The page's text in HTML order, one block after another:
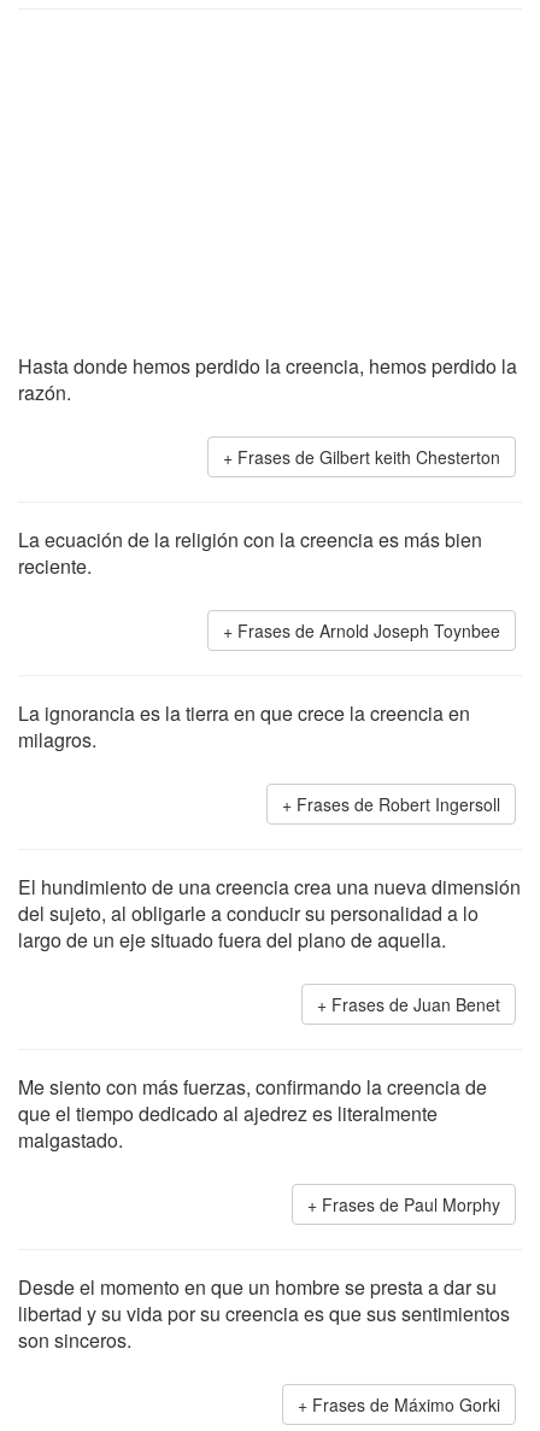
Hasta donde hemos perdido la creencia, hemos perdido la
razón.
Frases de Gilbert keith Chesterton
La ecuación de la religión con la creencia es más bien
reciente.
Frases de Arnold Joseph Toynbee
La ignorancia es la tierra en que crece la creencia en
milagros.
Frases de Robert Ingersoll
El hundimiento de una creencia crea una nueva dimensión
del sujeto, al obligarle a conducir su personalidad a lo
largo de un eje situado fuera del plano de aquella.
Frases de Juan Benet
Me siento con más fuerzas, confirmando la creencia de
que el tiempo dedicado al ajedrez es literalmente
malgastado.
Frases de Paul Morphy
Desde el momento en que un hombre se presta a dar su
libertad y su vida por su creencia es que sus sentimientos
son sinceros.
Frases de Máximo Gorki